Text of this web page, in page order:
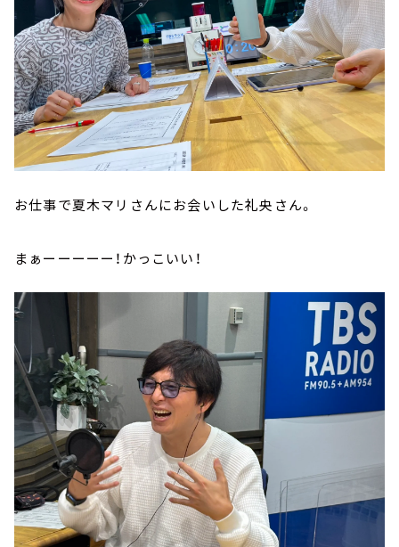
お仕事で夏木マリさんにお会いした礼央さん。
まぁーーーーー！かっこいい！